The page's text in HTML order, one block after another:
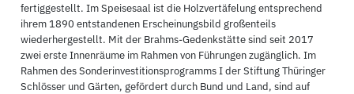
fertiggestellt. Im Speisesaal ist die Holzvertäfelung entsprechend
ihrem 1890 entstandenen Erscheinungsbild großenteils
wiederhergestellt. Mit der Brahms-Gedenkstätte sind seit 2017
zwei erste Innenräume im Rahmen von Führungen zugänglich. Im
Rahmen des Sonderinvestitionsprogramms I der Stiftung Thüringer
Schlösser und Gärten, gefördert durch Bund und Land, sind auf